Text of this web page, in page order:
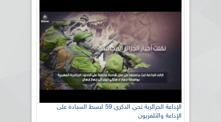
الإذاعة الجزائرية تحي الذكرى 59 لبسط السيادة على
الإذاعة والتلفزيون